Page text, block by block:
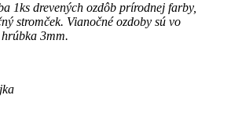
1ks drevených ozdôb prírodnej farby,
stromček. Vianočné ozdoby sú vo
3mm.